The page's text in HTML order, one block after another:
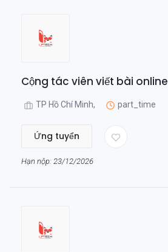
Cộng tác viên viết bài online
TP Hồ Chí Minh, part_time
Ứng tuyển
Hạn nộp: 23/12/2026